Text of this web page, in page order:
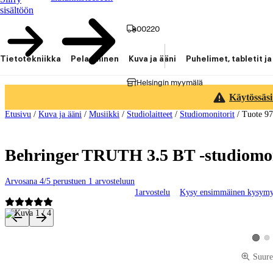
sisältöön
00220
Helsingin myymälä
Tietotekniikka Pelaaminen Kuva ja ääni Puhelimet, tabletit
Etusivu / Kuva ja ääni / Musiikki / Studiolaitteet / Studiomonitorit / Tuote
Behringer TRUTH 3.5 BT -
Arvosana 4/5 perustuen 1 arvosteluun
1arvostelu Kysy ensimmäinen
Tuotteen kuvat ja videot
Katso